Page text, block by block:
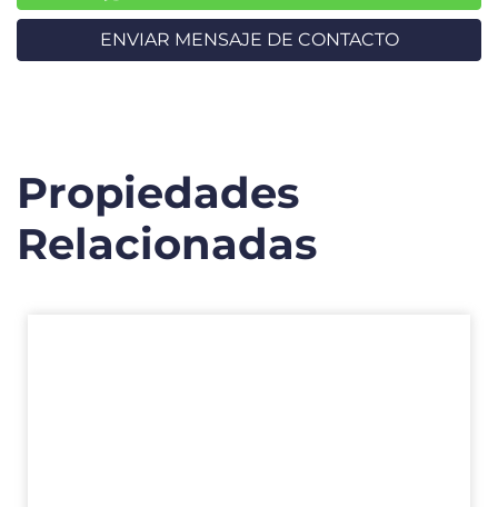
ENVIAR MENSAJE DE CONTACTO
Propiedades
Relacionadas